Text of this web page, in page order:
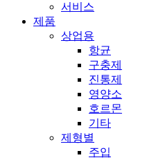
서비스
제품
상업용
항균
구충제
진통제
영양소
호르몬
기타
제형별
주입